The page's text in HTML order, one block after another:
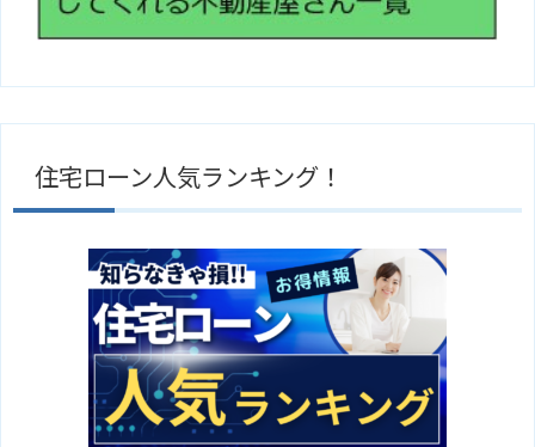
住宅ローン人気ランキング！